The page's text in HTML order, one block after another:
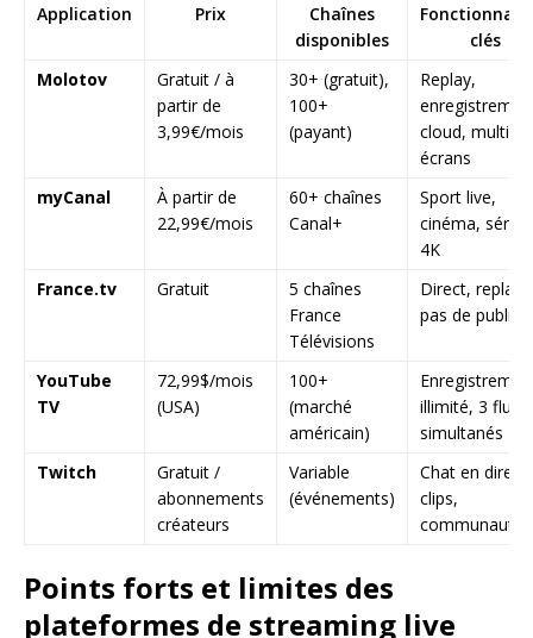
Application Prix
Chaînes
disponibles
clés
Molotov
Gratuit / à
partir de
3,99€/mois
30+ (gratuit),
100+
(payant)
Replay,
cloud, multi-
écrans
myCanal
À partir de
22,99€/mois
60+ chaînes
Canal+
Sport live,
cinéma,
4K
France.tv
Gratuit
5 chaînes
France
Télévisions
Direct, replay,
pas de
YouTube
TV
72,99$/mois
(USA)
100+
(marché
américain)
illimité, 3 flux
simultanés
Twitch
Gratuit /
abonnements
créateurs
Variable
(événements)
Chat en direct,
clips,
communauté
Points forts et limites des
plateformes de streaming live